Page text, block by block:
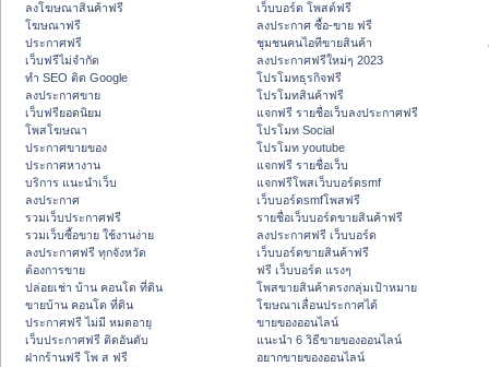
ลงโฆษณาสินค้าฟรี
โฆษณาฟรี
ประกาศฟรี
เว็บฟรีไม่จำกัด
ทำ SEO ติด Google
ลงประกาศขาย
เว็บฟรียอดนิยม
โพสโฆษณา
ประกาศขายของ
ประกาศหางาน
บริการ แนะนำเว็บ
ลงประกาศ
รวมเว็บประกาศฟรี
รวมเว็บซื้อขาย ใช้งานง่าย
ลงประกาศฟรี ทุกจังหวัด
ต้องการขาย
ปล่อยเช่า บ้าน คอนโด ที่ดิน
ขายบ้าน คอนโด ที่ดิน
ประกาศฟรี ไม่มี หมดอายุ
เว็บประกาศฟรี ติดอันดับ
ฝากร้านฟรี โพ ส ฟรี
เว็บบอร์ด โพสต์ฟรี
ลงประกาศ ซื้อ-ขาย ฟรี
ชุมชนคนไอทีขายสินค้า
ลงประกาศฟรีใหม่ๆ 2023
โปรโมทธุรกิจฟรี
โปรโมทสินค้าฟรี
แจกฟรี รายชื่อเว็บลงประกาศฟรี
โปรโมท Social
โปรโมท youtube
แจกฟรี รายชื่อเว็บ
แจกฟรีโพสเว็บบอร์ดsmf
เว็บบอร์ดsmfโพสฟรี
รายชื่อเว็บบอร์ดขายสินค้าฟรี
ลงประกาศฟรี เว็บบอร์ด
เว็บบอร์ดขายสินค้าฟรี
ฟรี เว็บบอร์ด แรงๆ
โพสขายสินค้าตรงกลุ่มเป้าหมาย
โฆษณาเลื่อนประกาศได้
ขายของออนไลน์
แนะนำ 6 วิธีขายของออนไลน์
อยากขายของออนไลน์